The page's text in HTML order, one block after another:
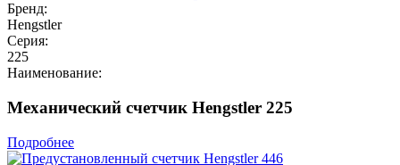
Бренд:
Hengstler
Серия:
225
Наименование:
Механический счетчик Hengstler 225
Подробнее